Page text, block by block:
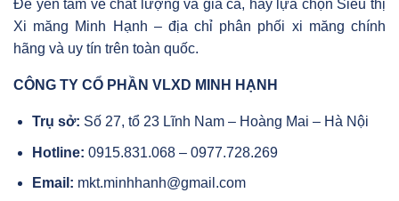
Để yên tâm về chất lượng và giá cả, hãy lựa chọn Siêu thị
Xi măng Minh Hạnh – địa chỉ phân phối xi măng chính
hãng và uy tín trên toàn quốc.
CÔNG TY CỔ PHẦN VLXD MINH HẠNH
Trụ sở: Số 27, tổ 23 Lĩnh Nam – Hoàng Mai – Hà Nội
Hotline: 0915.831.068 – 0977.728.269
Email: mkt.minhhanh@gmail.com